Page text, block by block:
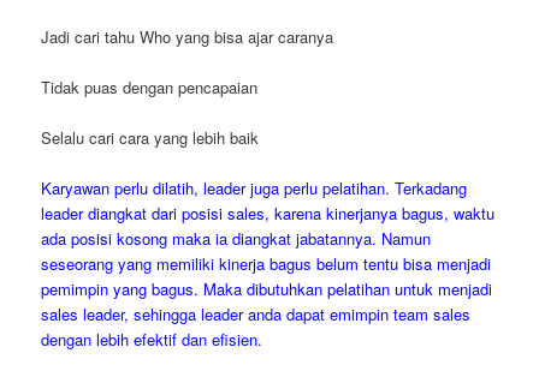
Jadi cari tahu Who yang bisa ajar caranya
Tidak puas dengan pencapaian
Selalu cari cara yang lebih baik
Karyawan perlu dilatih, leader juga perlu pelatihan. Terkadang
leader diangkat dari posisi sales, karena kinerjanya bagus, waktu
ada posisi kosong maka ia diangkat jabatannya. Namun
seseorang yang memiliki kinerja bagus belum tentu bisa menjadi
pemimpin yang bagus. Maka dibutuhkan pelatihan untuk menjadi
sales leader, sehingga leader anda dapat emimpin team sales
dengan lebih efektif dan efisien.